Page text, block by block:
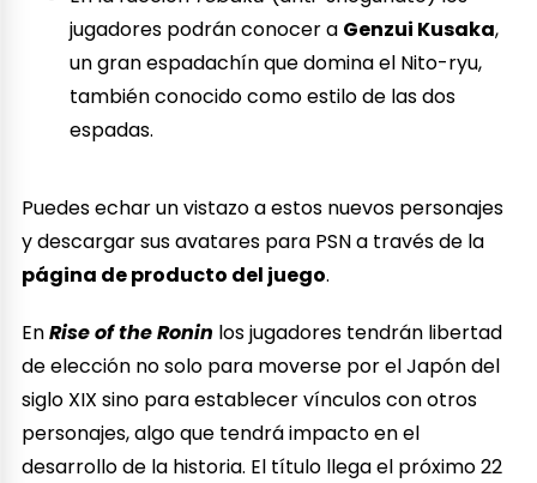
jugadores podrán conocer a Genzui Kusaka,
un gran espadachín que domina el Nito-ryu,
también conocido como estilo de las dos
espadas.
Puedes echar un vistazo a estos nuevos personajes
y descargar sus avatares para PSN a través de la
página de producto del juego.
EnRise of the Ronin los jugadores tendrán libertad
de elección no solo para moverse por el Japón del
siglo XIX sino para establecer vínculos con otros
personajes, algo que tendrá impacto en el
desarrollo de la historia. El título llega el próximo 22